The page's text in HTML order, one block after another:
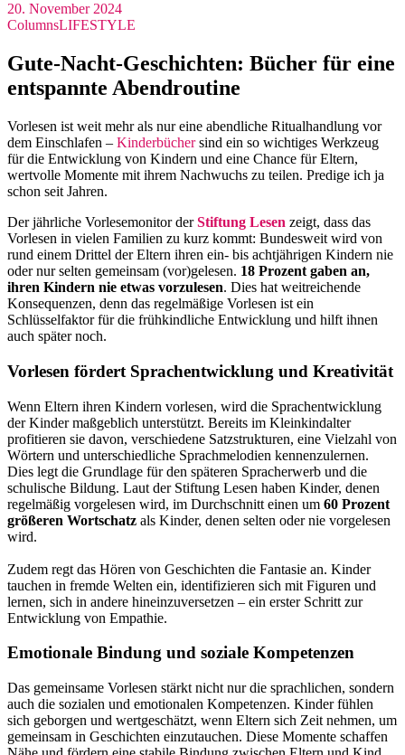
20. November 2024
ColumnsLIFESTYLE
Gute-Nacht-Geschichten: Bücher für eine
entspannte Abendroutine
Vorlesen ist weit mehr als nur eine abendliche Ritualhandlung vor
dem Einschlafen – Kinderbüchersind ein so wichtiges Werkzeug
für die Entwicklung von Kindern und eine Chance für Eltern,
wertvolle Momente mit ihrem Nachwuchs zu teilen. Predige ich ja
schon seit Jahren.
Der jährliche Vorlesemonitor derStiftung Lesen zeigt, dass das
Vorlesen in vielen Familien zu kurz kommt: Bundesweit wird von
rund einem Drittel der Eltern ihren ein- bis achtjährigen Kindern nie
oder nur selten gemeinsam (vor)gelesen. 18 Prozent gaben an,
ihren Kindern nie etwas vorzulesen. Dies hat weitreichende
Konsequenzen, denn das regelmäßige Vorlesen ist ein
Schlüsselfaktor für die frühkindliche Entwicklung und hilft ihnen
auch später noch.
Vorlesen fördert Sprachentwicklung und Kreativität
Wenn Eltern ihren Kindern vorlesen, wird die Sprachentwicklung
der Kinder maßgeblich unterstützt. Bereits im Kleinkindalter
profitieren sie davon, verschiedene Satzstrukturen, eine Vielzahl von
Wörtern und unterschiedliche Sprachmelodien kennenzulernen.
Dies legt die Grundlage für den späteren Spracherwerb und die
schulische Bildung. Laut der Stiftung Lesen haben Kinder, denen
regelmäßig vorgelesen wird, im Durchschnitt einen um 60 Prozent
größeren Wortschatz als Kinder, denen selten oder nie vorgelesen
wird.
Zudem regt das Hören von Geschichten die Fantasie an. Kinder
tauchen in fremde Welten ein, identifizieren sich mit Figuren und
lernen, sich in andere hineinzuversetzen – ein erster Schritt zur
Entwicklung von Empathie.
Emotionale Bindung und soziale Kompetenzen
Das gemeinsame Vorlesen stärkt nicht nur die sprachlichen, sondern
auch die sozialen und emotionalen Kompetenzen. Kinder fühlen
sich geborgen und wertgeschätzt, wenn Eltern sich Zeit nehmen, um
gemeinsam in Geschichten einzutauchen. Diese Momente schaffen